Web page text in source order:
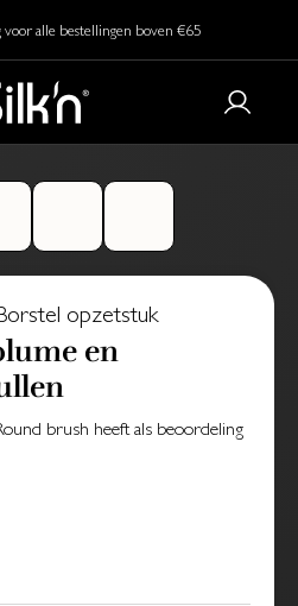
alle bestellingen boven €65
opzetstuk
en
brush heeft als beoordeling